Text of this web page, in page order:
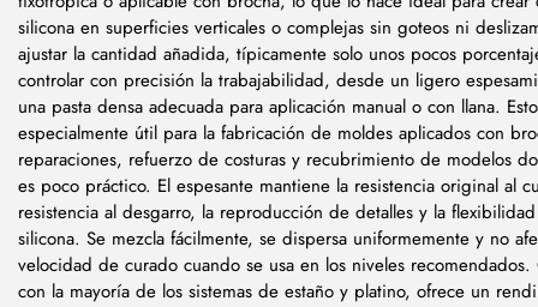
silicona en superficies verticales o complejas sin goteos ni
ajustar la cantidad añadida, típicamente solo unos pocos
controlar con precisión la trabajabilidad, desde un ligero
una pasta densa adecuada para aplicación manual o con llana.
especialmente útil para la fabricación de moldes aplicados con
reparaciones, refuerzo de costuras y recubrimiento de modelos
es poco práctico. El espesante mantiene la resistencia original al
resistencia al desgarro, la reproducción de detalles y la
silicona. Se mezcla fácilmente, se dispersa uniformemente y no
velocidad de curado cuando se usa en los niveles
con la mayoría de los sistemas de estaño y platino, ofrece un